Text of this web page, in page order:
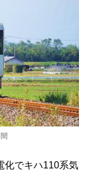
化でキハ110系気